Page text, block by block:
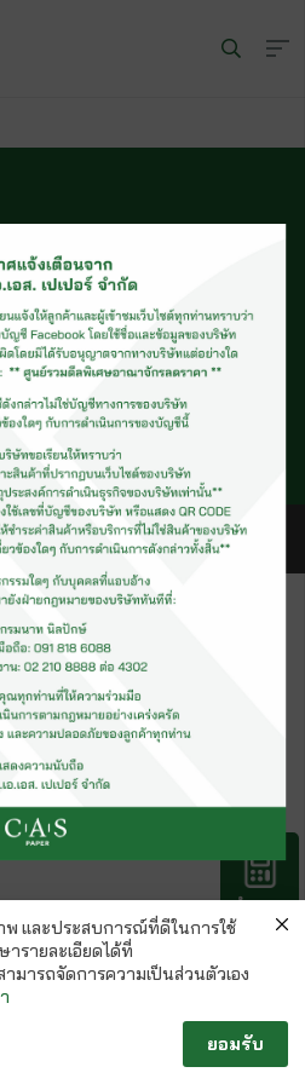
All rights Reserved
ของ (C.A.S. Privacy Policy)
คำนวณ
กระดาษ
พ และประสบการณ์ที่ดีในการใช้
รายละเอียดได้ที่
ามารถจัดการความเป็นส่วนตัวเอง
ยอมรับ